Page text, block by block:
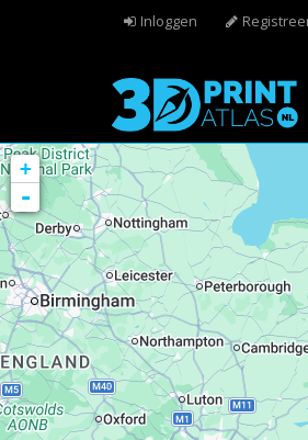
Overslaan en naar de algemene inhoud gaan
Inloggen
+
-